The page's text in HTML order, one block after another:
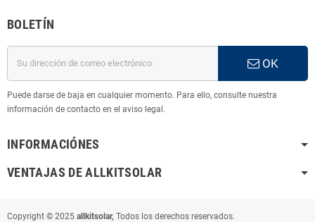
BOLETÍN
OK
Puede darse de baja en cualquier momento. Para ello, consulte nuestra
información de contacto en el aviso legal.
INFORMACIÓNES
VENTAJAS DE ALLKITSOLAR
Copyright © 2025 allkitsolar, Todos los derechos reservados.